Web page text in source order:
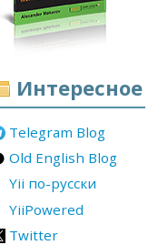
Интересное
Telegram Blog
Old English Blog
Yii по-русски
YiiPowered
Twitter